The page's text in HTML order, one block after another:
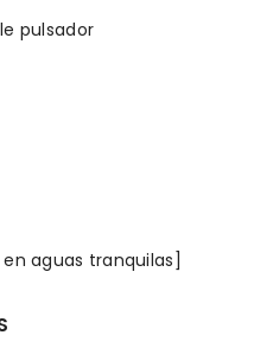
pulsador
aguas tranquilas]